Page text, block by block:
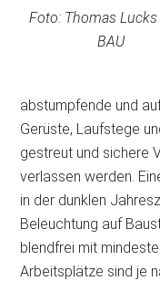
Foto: Thomas Lucks
BAU
abstumpfende und
Gerüste, Laufstege
gestreut und sichere
verlassen werden.
in der dunklen
Beleuchtung auf
blendfrei mit
Arbeitsplätze sind je